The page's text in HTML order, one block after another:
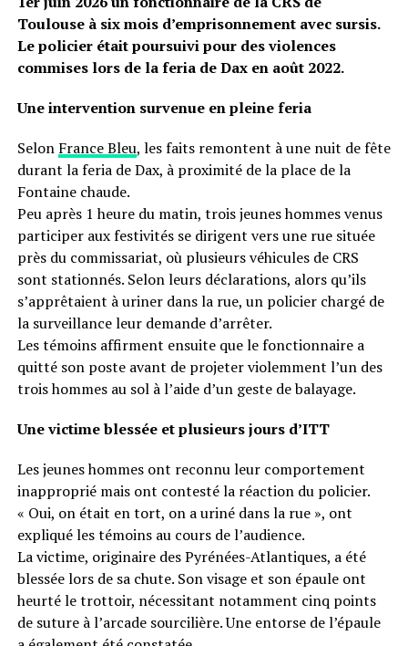
Toulouse à six mois d’emprisonnement avec sursis.
Le policier était poursuivi pour des violences
commises lors de la feria de Dax en août 2022.
Une intervention survenue en pleine feria
Selon France Bleu, les faits remontent à une nuit de fête
durant la feria de Dax, à proximité de la place de la
Fontaine chaude.
Peu après 1 heure du matin, trois jeunes hommes venus
participer aux festivités se dirigent vers une rue située
près du commissariat, où plusieurs véhicules de CRS
sont stationnés. Selon leurs déclarations, alors qu’ils
s’apprêtaient à uriner dans la rue, un policier chargé de
la surveillance leur demande d’arrêter.
Les témoins affirment ensuite que le fonctionnaire a
quitté son poste avant de projeter violemment l’un des
trois hommes au sol à l’aide d’un geste de balayage.
Une victime blessée et plusieurs jours d’ITT
Les jeunes hommes ont reconnu leur comportement
inapproprié mais ont contesté la réaction du policier.
« Oui, on était en tort, on a uriné dans la rue », ont
expliqué les témoins au cours de l’audience.
La victime, originaire des Pyrénées-Atlantiques, a été
blessée lors de sa chute. Son visage et son épaule ont
heurté le trottoir, nécessitant notamment cinq points
de suture à l’arcade sourcilière. Une entorse de l’épaule